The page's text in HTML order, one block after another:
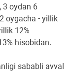
3 oydan 6
oygacha - yillik
12%
hisobidan.
sababli avval